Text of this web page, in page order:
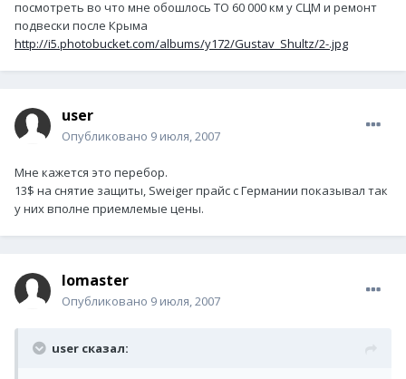
посмотреть во что мне обошлось ТО 60 000 км у СЦМ и ремонт
подвески после Крыма
http://i5.photobucket.com/albums/y172/Gustav_Shultz/2-.jpg
user
Опубликовано 9 июля, 2007
Мне кажется это перебор.
13$ на снятие защиты, Sweiger прайс с Германии показывал так
у них вполне приемлемые цены.
lomaster
Опубликовано 9 июля, 2007
user сказал: